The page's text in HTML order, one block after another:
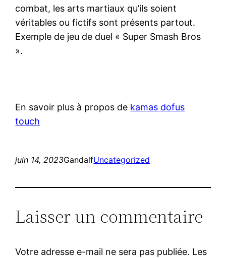
combat, les arts martiaux qu’ils soient
véritables ou fictifs sont présents partout.
Exemple de jeu de duel « Super Smash Bros
».
En savoir plus à propos de kamas dofus
touch
juin 14, 2023GandalfUncategorized
Laisser un commentaire
Votre adresse e-mail ne sera pas publiée. Les